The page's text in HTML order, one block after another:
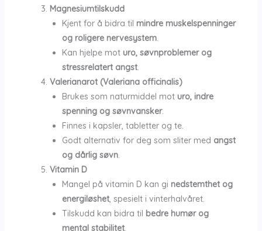
Magnesiumtilskudd
Kjent for å bidra til mindre muskelspenninger
og roligere nervesystem.
Kan hjelpe mot uro, søvnproblemer og
stressrelatert angst.
Valerianarot (Valeriana officinalis)
Brukes som naturmiddel mot uro, indre
spenning og søvnvansker.
Finnes i kapsler, tabletter og te.
Godt alternativ for deg som sliter med angst
og dårlig søvn.
Vitamin D
Mangel på vitamin D kan gi nedstemthet og
energiløshet, spesielt i vinterhalvåret.
Tilskudd kan bidra til bedre humør og
mental stabilitet.